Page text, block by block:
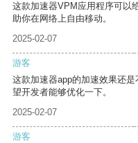
这款加速器VPM应用程序可以
助你在网络上自由移动。
2025-02-07
游客
这款加速器app的加速效果还
望开发者能够优化一下。
2025-02-07
游客